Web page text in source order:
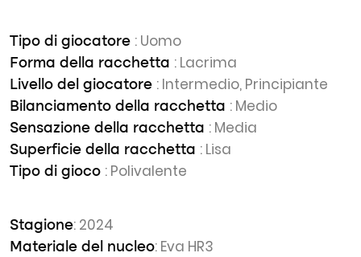
Tipo di giocatore : Uomo
Forma della racchetta : Lacrima
Livello del giocatore : Intermedio, Principiante
Bilanciamento della racchetta : Medio
Sensazione della racchetta : Media
Superficie della racchetta : Lisa
Tipo di gioco : Polivalente
Stagione: 2024
Materiale del nucleo: Eva HR3